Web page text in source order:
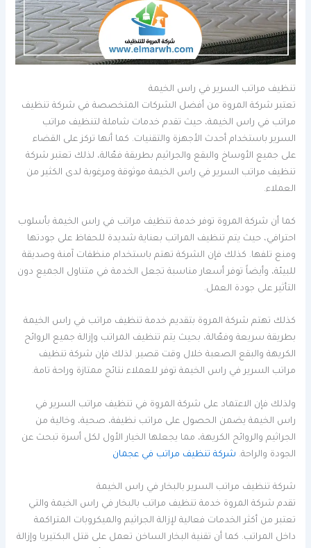
تنظيف مراتب السرير في راس الخيمة
تعتبر شركة المروة من أفضل الشركات المتخصصة في شركة تنظيف
مراتب في راس الخيمة، حيث تقدم خدمات شاملة لتنظيف مراتب
السرير باستخدام أحدث الأجهزة والتقنيات. كما أنها تركز على القضاء
على جميع الأوساخ والبقع والجراثيم بطريقة فعّالة، لذلك تعتبر شركة
تنظيف مراتب السرير في راس الخيمة موثوقة ومرغوبة لدى الكثير من
العملاء.
كما أن شركة المروة توفر خدمة تنظيف مراتب في راس الخيمة بأسلوب
احترافي، حيث يتم تنظيف المراتب بعناية شديدة للحفاظ على جودتها
ومنع تلفها. كذلك فإن الشركة تهتم باستخدام منظفات آمنة وصديقة
للبيئة، وأيضاً توفر أسعار مناسبة تجعل الخدمة في متناول الجميع دون
التأثير على جودة العمل.
كذلك تهتم شركة المروة بتقديم خدمة تنظيف مراتب في راس الخيمة
بطريقة سريعة وفعّالة، بحيث يتم تنظيف المراتب وإزالة جميع الروائح
الكريهة والبقع الصعبة خلال وقت قصير. لذلك فإن شركة تنظيف
مراتب السرير في راس الخيمة توفر للعملاء نتائج ممتازة وراحة تامة.
ولذلك فإن الاعتماد على شركة المروة في تنظيف مراتب السرير في
راس الخيمة يضمن الحصول على مراتب نظيفة، صحية، وخالية من
الجراثيم والروائح الكريهة، مما يجعلها الخيار الأول لكل أسرة تبحث عن
الجودة والراحة. شركة تنظيف مراتب في عجمان
شركة تنظيف مراتب السرير بالبخار في راس الخيمة
تقدم شركة المروة خدمة تنظيف مراتب بالبخار في راس الخيمة والتي
تعتبر من أكثر الخدمات فعالية لإزالة الجراثيم والميكروبات المتراكمة
داخل المراتب. كما أن تقنية البخار الساخن تعمل على قتل البكتيريا وإزالة